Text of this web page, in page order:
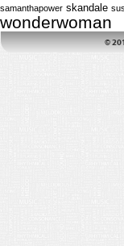
samanthapower skandale
wonderwoman
©